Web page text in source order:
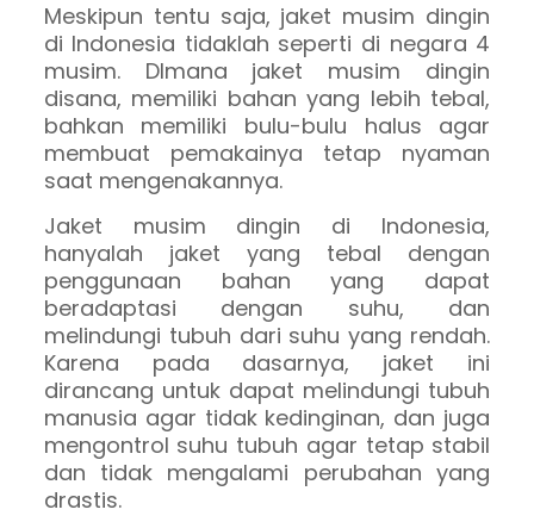
Meskipun tentu saja, jaket musim dingin
di Indonesia tidaklah seperti di negara 4
musim. DImana jaket musim dingin
disana, memiliki bahan yang lebih tebal,
bahkan memiliki bulu-bulu halus agar
membuat pemakainya tetap nyaman
saat mengenakannya.
Jaket musim dingin di Indonesia,
hanyalah jaket yang tebal dengan
penggunaan bahan yang dapat
beradaptasi dengan suhu, dan
melindungi tubuh dari suhu yang rendah.
Karena pada dasarnya, jaket ini
dirancang untuk dapat melindungi tubuh
manusia agar tidak kedinginan, dan juga
mengontrol suhu tubuh agar tetap stabil
dan tidak mengalami perubahan yang
drastis.